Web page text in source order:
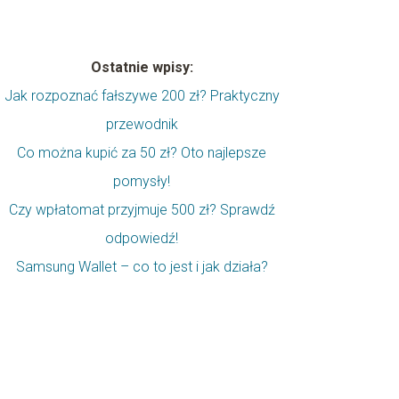
Ostatnie wpisy:
Jak rozpoznać fałszywe 200 zł? Praktyczny
przewodnik
Co można kupić za 50 zł? Oto najlepsze
pomysły!
Czy wpłatomat przyjmuje 500 zł? Sprawdź
odpowiedź!
Samsung Wallet – co to jest i jak działa?